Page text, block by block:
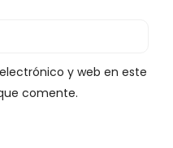
y web en este
comente.